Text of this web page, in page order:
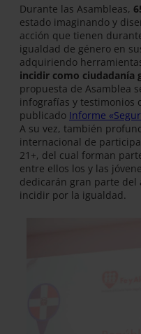
Durante las Asambleas,
estado imaginando y
acción que tienen
igualdad de género en
adquiriendo
incidir como ciudadanía
propuesta de Asamblea
infografías y testimonios
publicado Informe
A su vez, también
internacional de
21+, del cual forman
entre ellos los y las
dedicarán gran parte del
incidir por la igualdad.